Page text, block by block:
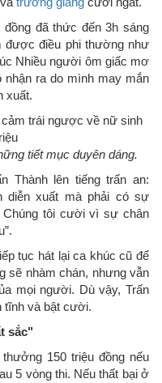
đã thức đến 3h sáng
được điều phi thường như
Nhiều người ôm giấc mơ
nhận ra do mình may mắn
xuất.
tiết mục duyên dáng.
Thành lên tiếng trấn an:
diễn xuất mà phải có sự
Chúng tôi cười vì sự chân
tục hát lại ca khúc cũ để
sẽ nhàm chán, nhưng vẫn
mọi người. Dù vậy, Trấn
tĩnh và bật cười.
sắc"
150 triệu đồng nếu
5 vòng thi. Nếu thất bại ở